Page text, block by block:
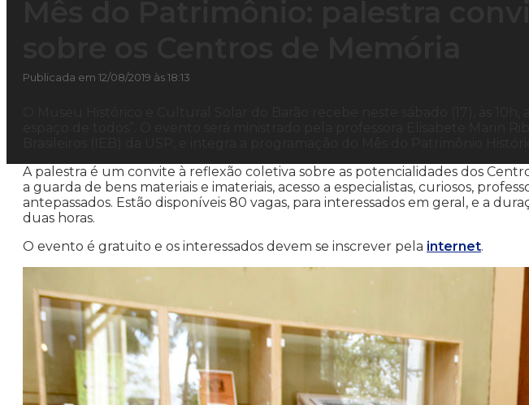
Publicada em 12/08/2019 às 18:13
A palestra é um convite à reflexão coletiva sobre as potencialidades dos
a guarda de bens materiais e imateriais, acesso a especialistas, curiosos,
antepassados. Estão disponíveis 80 vagas, para interessados em geral, e a
duas horas.
O evento é gratuito e os interessados devem se inscrever pela internet.